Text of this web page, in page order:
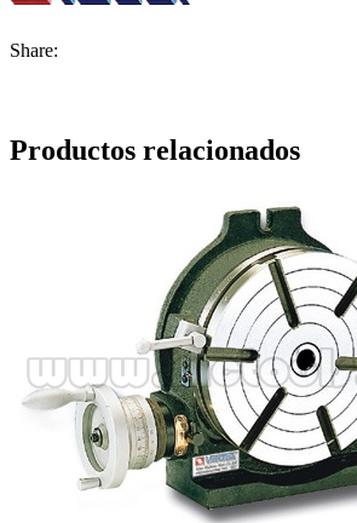
Share:
Productos relacionados